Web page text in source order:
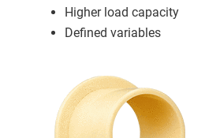
Higher load capacity
Defined variables